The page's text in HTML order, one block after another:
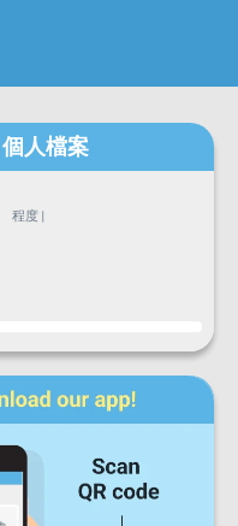
個人檔案
程度 |
進度
星期三 星期四